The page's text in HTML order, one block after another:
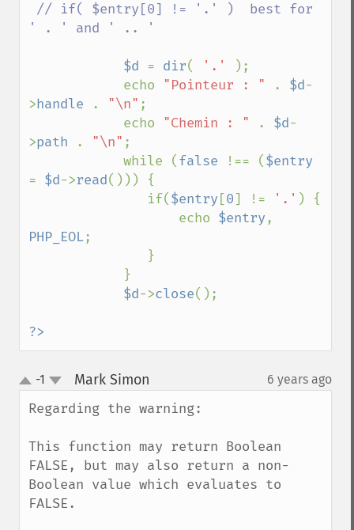
// if( $entry[0] != '.' )  best for
' . ' and ' .. '
$d = dir( '.'
);
            echo
"Pointeur : " . $d-
>handle . "\n" ;
            echo
"Chemin : " . $d-
>path . "\n" ;
            while (
false !== (
= $d->read())) {
               if(
$entry [0] != '.' ) {
                   echo
$entry
PHP_EOL;
$d->close();
?>
up
down
-1 Mark Simon 6 years ago
Regarding the warning:
This function may return Boolean
FALSE, but may also return a non-
Boolean value which evaluates to
FALSE.